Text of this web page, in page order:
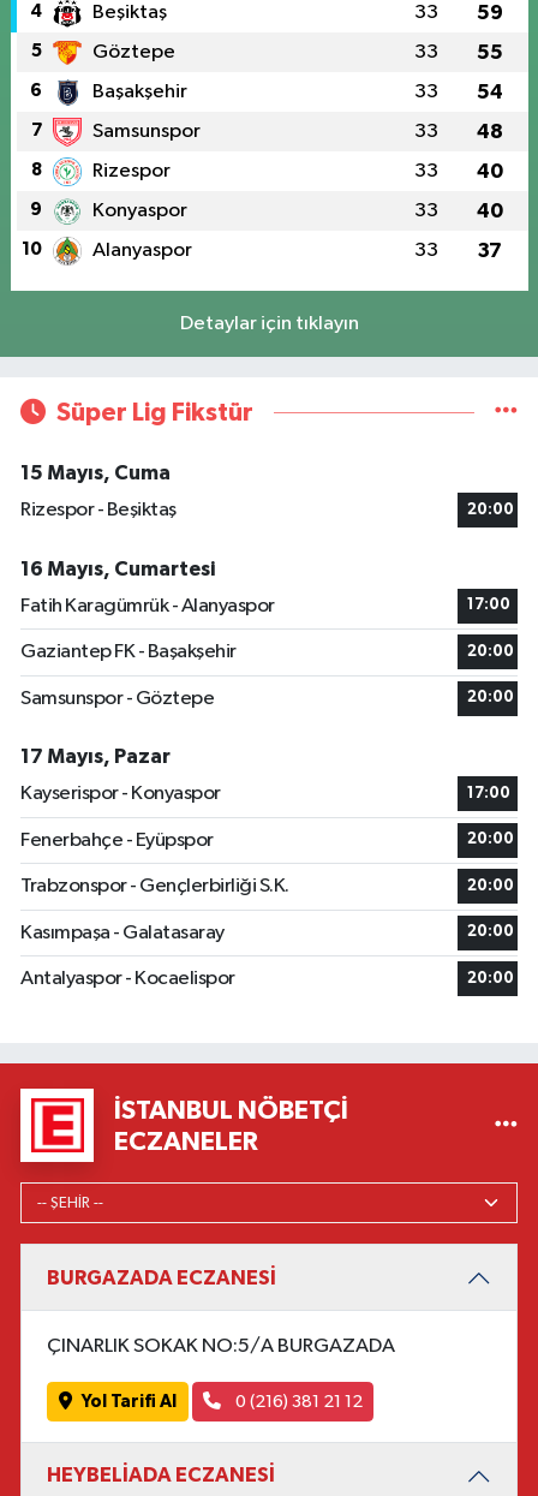
4 Beşiktaş 33 59
5 Göztepe 33 55
6 Başakşehir 33 54
7 Samsunspor 33 48
8 Rizespor 33 40
9 Konyaspor 33 40
10 Alanyaspor 33 37
Detaylar için tıklayın
Süper Lig Fikstür
15 Mayıs, Cuma
Rizespor - Beşiktaş
20:00
16 Mayıs, Cumartesi
Fatih Karagümrük - Alanyaspor
17:00
Gaziantep FK - Başakşehir 20:00
Samsunspor - Göztepe 20:00
17 Mayıs, Pazar
Kayserispor - Konyaspor
17:00
Fenerbahçe - Eyüpspor 20:00
Trabzonspor - Gençlerbirliği S.K. 20:00
Kasımpaşa - Galatasaray 20:00
Antalyaspor - Kocaelispor 20:00
İSTANBUL NÖBETÇI
ECZANELER
BURGAZADA ECZANESİ
ÇINARLIK SOKAK NO:5/A BURGAZADA
Yol Tarifi Al 0 (216) 381 21 12
HEYBELİADA ECZANESİ